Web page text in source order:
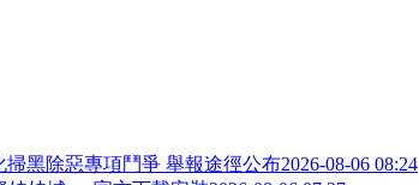
掃黑除惡專項鬥爭 舉報途徑公布2026-08-06 08:24